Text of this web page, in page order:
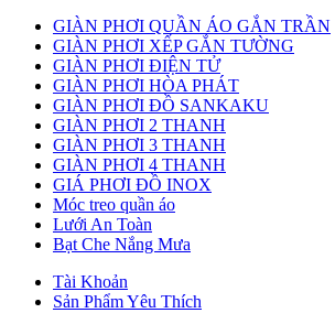
GIÀN PHƠI QUẦN ÁO GẮN TRẦN
GIÀN PHƠI XẾP GẮN TƯỜNG
GIÀN PHƠI ĐIỆN TỬ
GIÀN PHƠI HÒA PHÁT
GIÀN PHƠI ĐỒ SANKAKU
GIÀN PHƠI 2 THANH
GIÀN PHƠI 3 THANH
GIÀN PHƠI 4 THANH
GIÁ PHƠI ĐỒ INOX
Móc treo quần áo
Lưới An Toàn
Bạt Che Nắng Mưa
Tài Khoản
Sản Phẩm Yêu Thích